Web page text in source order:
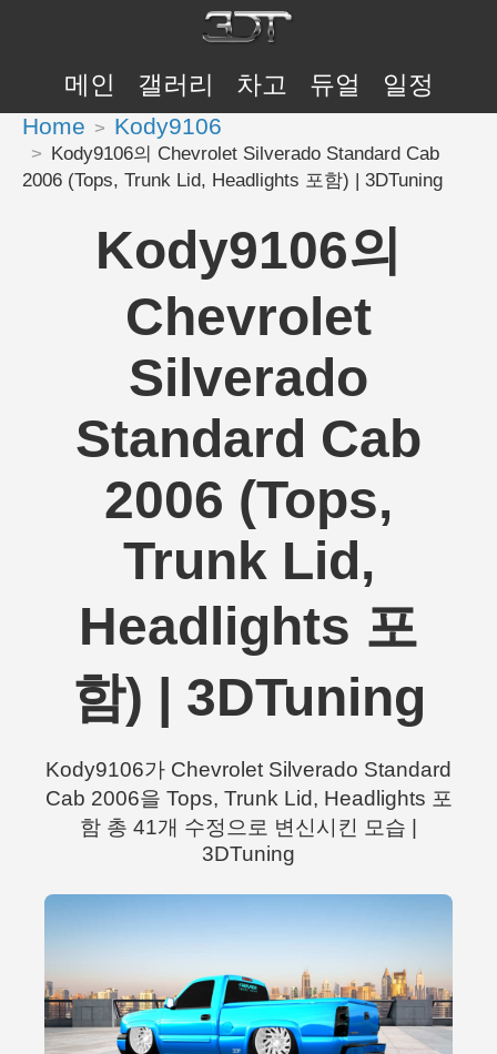
메인 갤러리 차고 듀얼 일정
Home Kody9106
Kody9106의 Chevrolet Silverado Standard Cab
2006 (Tops, Trunk Lid, Headlights 포함) | 3DTuning
Kody9106의
Chevrolet
Silverado
Standard Cab
2006 (Tops,
Trunk Lid,
Headlights 포
함) | 3DTuning
Kody9106가 Chevrolet Silverado Standard
Cab 2006을 Tops, Trunk Lid, Headlights 포
함 총 41개 수정으로 변신시킨 모습 |
3DTuning